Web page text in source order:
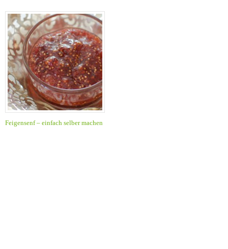
Feigensenf – einfach selber machen